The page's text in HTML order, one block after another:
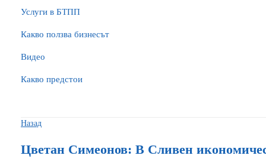
Услуги в БТПП
Какво ползва бизнесът
Видео
Какво предстои
Назад
Цветан Симеонов: В Сливен